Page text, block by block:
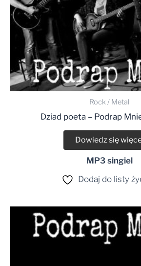
Rock / Metal
Dziad poeta – Podrap
Dowiedz się
MP3 singiel
Dodaj do listy